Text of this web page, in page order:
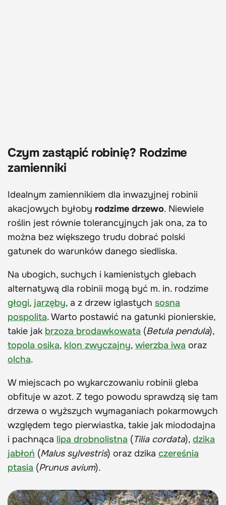
Czym zastąpić robinię? Rodzime
zamienniki
Idealnym zamiennikiem dla inwazyjnej robinii
akacjowych byłoby rodzime drzewo. Niewiele
roślin jest równie tolerancyjnych jak ona, za to
można bez większego trudu dobrać polski
gatunek do warunków danego siedliska.
Na ubogich, suchych i kamienistych glebach
alternatywą dla robinii mogą być m. in. rodzime
głogi, jarzęby, a z drzew iglastych sosna
pospolita. Warto postawić na gatunki pionierskie,
takie jak brzoza brodawkowata (Betula pendula),
topola osika, klon zwyczajny, wierzba iwa oraz
olcha.
W miejscach po wykarczowaniu robinii gleba
obfituje w azot. Z tego powodu sprawdzą się tam
drzewa o wyższych wymaganiach pokarmowych
względem tego pierwiastka, takie jak miododajna
i pachnąca lipa drobnolistna (Tilia cordata), dzika
jabłoń (Malus sylvestris) oraz dzika czereśnia
ptasia (Prunus avium).